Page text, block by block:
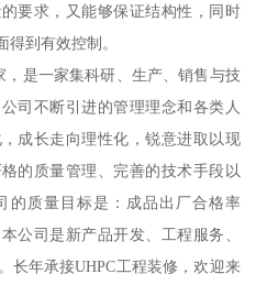
要求，又能够保证结构性，同时
到有效控制。
，是一家集科研、生产、销售与技
司不断引进的管理理念和各类人
成长走向理性化，锐意进取以现
的质量管理、完善的技术手段以
的质量目标是：成品出厂合格率
公司是新产品开发、工程服务、
长年承接UHPC工程装修，欢迎来